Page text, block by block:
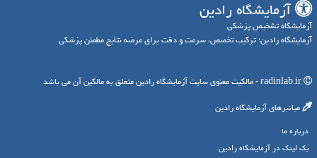
آزمایشگاه رادین
آزمایشگاه تشخیص پزشکی
آزمایشگاه رادین؛ ترکیب تخصص، سرعت و دقت برای عرضه نتایج مطمئن پزشکی
میانبرهای آزمایشگاه رادین
درباره ما
بک لینک در آزمایشگاه رادین